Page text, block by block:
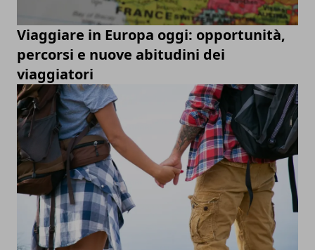
Viaggiare in Europa oggi: opportunità,
percorsi e nuove abitudini dei
viaggiatori